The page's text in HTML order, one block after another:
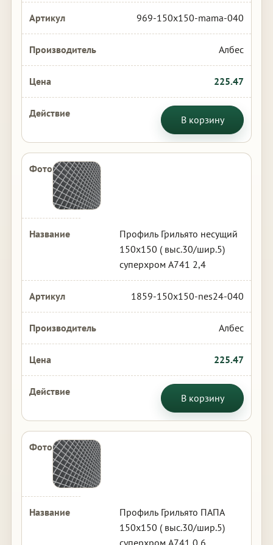
969-150x150-mama-040
Албес
225.47
В корзину
Профиль Грильято несущий
150х150 ( выс.30/шир.5)
суперхром А741 2,4
1859-150x150-nes24-040
Албес
225.47
В корзину
Профиль Грильято ПАПА
150х150 ( выс.30/шир.5)
суперхром А741 0,6